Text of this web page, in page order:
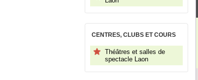
CENTRES, CLUBS ET COURS
Théâtres et salles de
spectacle Laon